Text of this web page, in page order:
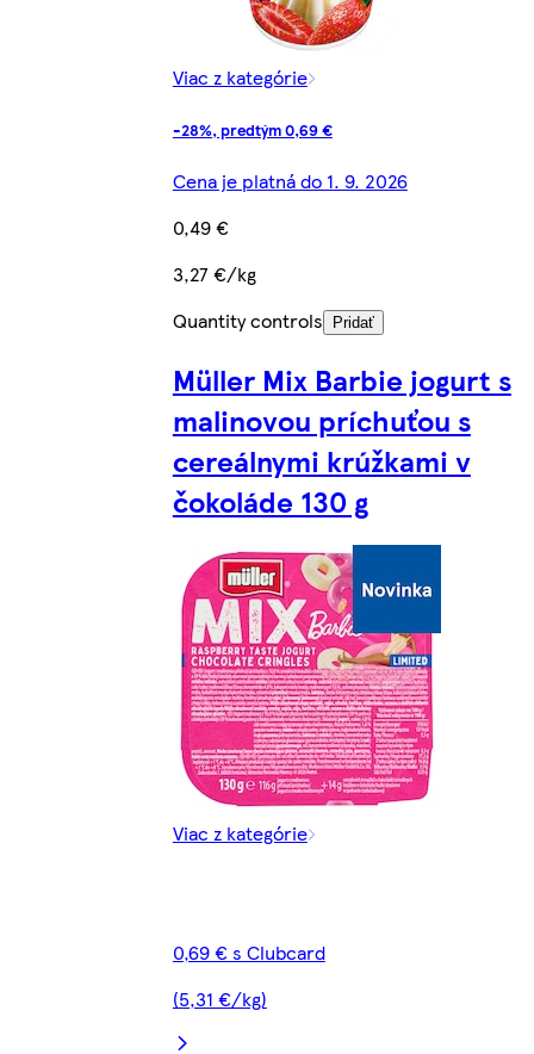
Viac z kategórie
-28%, predtým 0,69 €
Cena je platná do 1. 9. 2026
0,49 €
3,27 €/kg
Quantity controls
Pridať
Müller Mix Barbie jogurt s
malinovou príchuťou s
cereálnymi krúžkami v
čokoláde 130 g
Viac z kategórie
0,69 € s Clubcard
(5,31 €/kg)